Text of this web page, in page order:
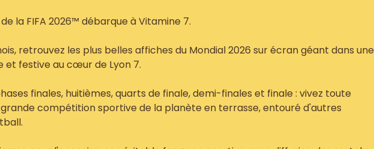
la FIFA 2026™ débarque à Vitamine 7.
retrouvez les plus belles affiches du Mondial 2026 sur écran géant dans une
et festive au cœur de Lyon 7.
finales, huitièmes, quarts de finale, demi-finales et finale : vivez toute
compétition sportive de la planète en terrasse, entouré d'autres